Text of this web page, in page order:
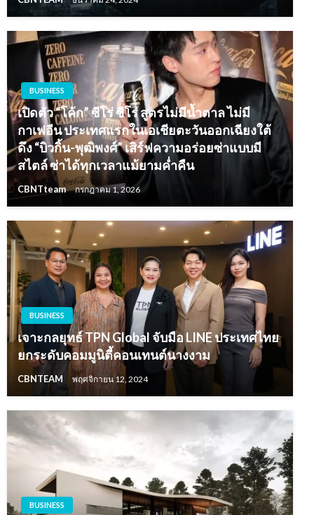
BUSINESS
เปิดตัว “โค้ก” ซีโร่ ซีโร่ สูตรไม่มีน้ำตาล ไม่มี
กาเฟอีน ประเทศแรกในเอเชียตะวันออกเฉียงใต้
ดึง “บิวกิ้น-พุฒิพงศ์” เสิร์ฟความอร่อยซ่าแบบมี
สไตล์ ซ่าได้ทุกเวลาแม้ยามค่ำคืน
CBNTteam กรกฎาคม 1, 2026
BUSINESS
เจาะกลยุทธ์ TPN Global จับมือ LINE ประเทศไทย
ยกระดับคอมมูนิตี้คอนเทนต์นางงาม
CBNTEAM พฤศจิกายน 12, 2024
BUSINESS